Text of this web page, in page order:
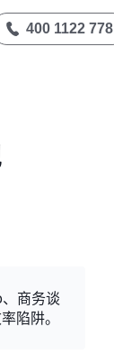
400 1122 778
商务谈
陷阱。